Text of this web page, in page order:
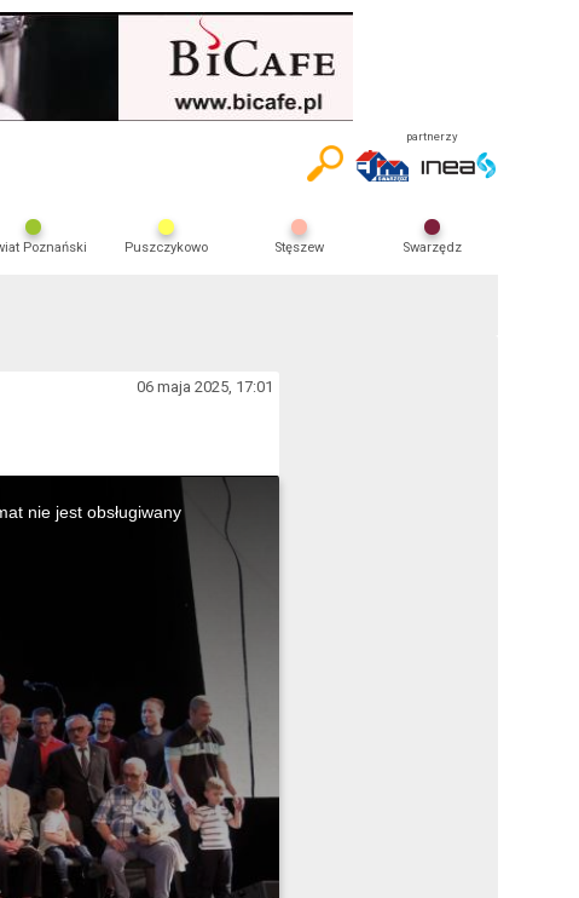
partnerzy
Poznański Puszczykowo Stęszew Swarzędz
06 maja 2025, 17:01
nie jest obsługiwany